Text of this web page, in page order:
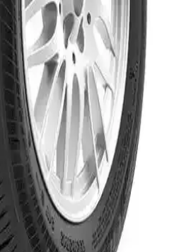
Carmile oto yaz lastiği:
seçenek
175/70 R13 82T Carmile oto
tasarruflu özellikleriyle öne
Dijital Basınç Göstergeli
Özellikleri ve Kullanım
çalışan, dijital ekranlı ve çok yönlü
hafif bir hava pompasıdır.
kolayca şişirir.
Imperium Pt515 Yaz Lastiği:
İçin Teknolojik Çözüm